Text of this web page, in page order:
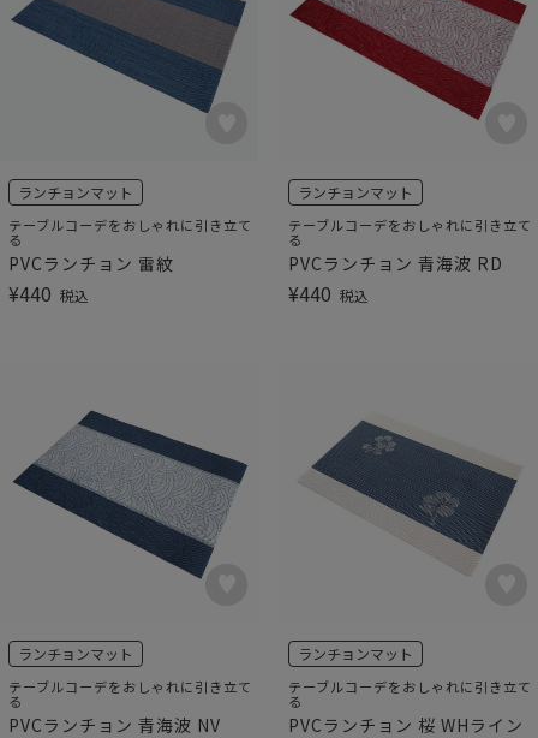
ランチョンマット
テーブルコーデをおしゃれに引き立て
る
PVCランチョン 雷紋
¥440 税込
ランチョンマット
テーブルコーデをおしゃれに引き立て
る
PVCランチョン 青海波 RD
¥440 税込
ランチョンマット
テーブルコーデをおしゃれに引き立て
る
PVCランチョン 青海波 NV
ランチョンマット
テーブルコーデをおしゃれに引き立て
る
PVCランチョン 桜 WHライン